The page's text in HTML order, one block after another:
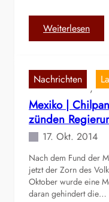
S
t
r
k
r
ä
f
e
e
r
Weiterlesen:
B
i
l
i
e
n
|
D
i
Nachrichten
,
Mexiko |
zünden
17. Okt. 2014
Nach dem Fund der
jetzt der Zorn des
Oktober wurde eine
daran gehindert die…